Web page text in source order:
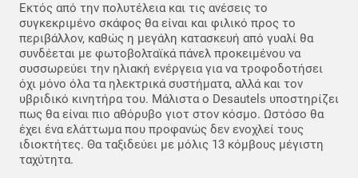
Εκτός από την πολυτέλεια και τις ανέσεις το
συγκεκριμένο σκάφος θα είναι και φιλικό προς το
περιβάλλον, καθώς η μεγάλη κατασκευή από γυαλί θα
συνδέεται με φωτοβολταϊκά πάνελ προκειμένου να
συσσωρεύει την ηλιακή ενέργεια για να τροφοδοτήσει
όχι μόνο όλα τα ηλεκτρικά συστήματα, αλλά και τον
υβριδικό κινητήρα του. Μάλιστα ο Desautels υποστηρίζει
πως θα είναι πιο αθόρυβο γιοτ στον κόσμο. Ωστόσο θα
έχει ένα ελάττωμα που προφανώς δεν ενοχλεί τους
ιδιοκτήτες. Θα ταξιδεύει με μόλις 13 κόμβους μέγιστη
ταχύτητα.